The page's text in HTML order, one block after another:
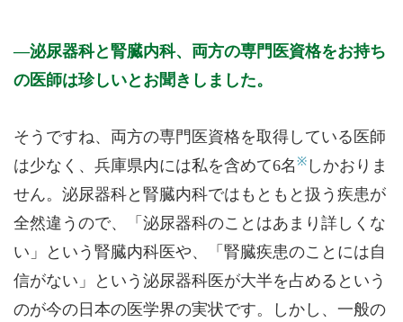
泌尿器科と腎臓内科、両方の専門医資格をお持ち
の医師は珍しいとお聞きしました。
そうですね、両方の専門医資格を取得している医師
は少なく、兵庫県内には私を含めて6名 ※ しかおりま
せん。泌尿器科と腎臓内科ではもともと扱う疾患が
全然違うので、「泌尿器科のことはあまり詳しくな
い」という腎臓内科医や、「腎臓疾患のことには自
信がない」という泌尿器科医が大半を占めるという
のが今の日本の医学界の実状です。しかし、一般の